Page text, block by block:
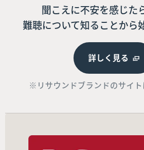
聞こえに不安を感じた
難聴について知ることから
詳しく見る
※リサウンドブランドのサイト